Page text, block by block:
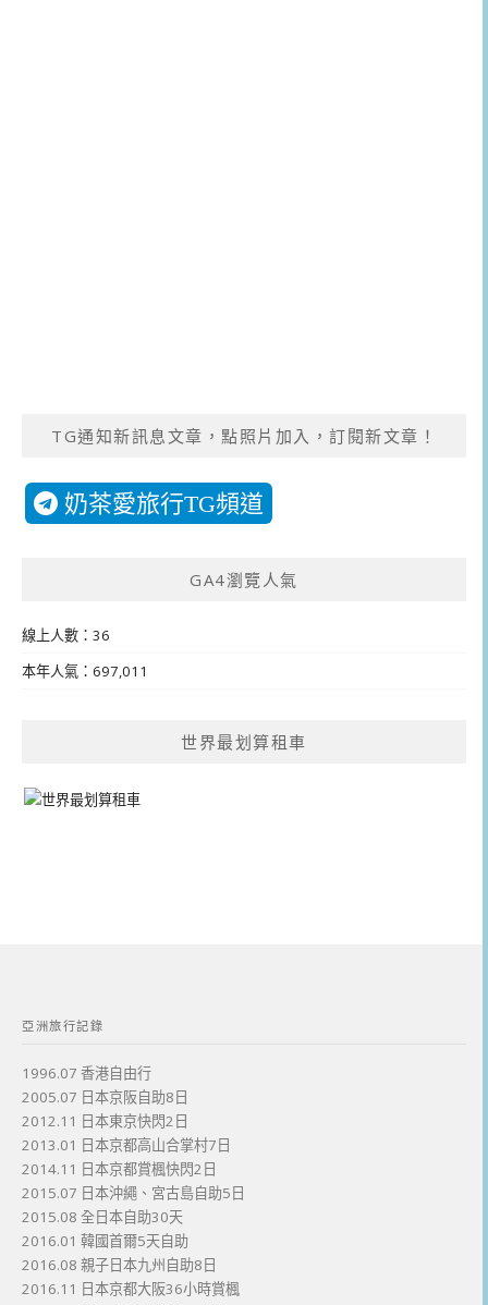
TG通知新訊息文章，點照片加入，訂閱新文章！
奶茶愛旅行TG頻道
GA4瀏覽人氣
線上人數：36
本年人氣：697,011
世界最划算租車
亞洲旅行記錄
1996.07 香港自由行
2005.07 日本京阪自助8日
2012.11 日本東京快閃2日
2013.01 日本京都高山合掌村7日
2014.11 日本京都賞楓快閃2日
2015.07 日本沖繩、宮古島自助5日
2015.08 全日本自助30天
2016.01 韓國首爾5天自助
2016.08 親子日本九州自助8日
2016.11 日本京都大阪36小時賞楓